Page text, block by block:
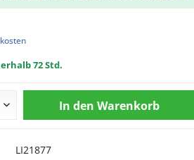
72 Std.
In den Warenkorb
LI21877